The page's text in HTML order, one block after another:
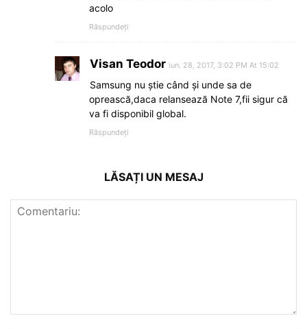
acolo
Răspundeți
Visan Teodor iun. 28, 2017, 3:02 PM At 15:02
Samsung nu știe când și unde sa de
oprească,daca relansează Note 7,fii sigur că
va fi disponibil global.
Răspundeți
LĂSAȚI UN MESAJ